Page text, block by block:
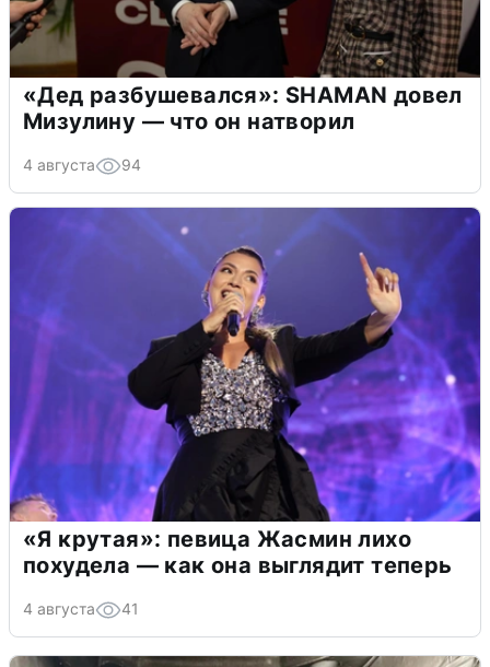
«Дед разбушевался»: SHAMAN довел
Мизулину — что он натворил
4 августа 94
«Я крутая»: певица Жасмин лихо
похудела — как она выглядит теперь
4 августа 41